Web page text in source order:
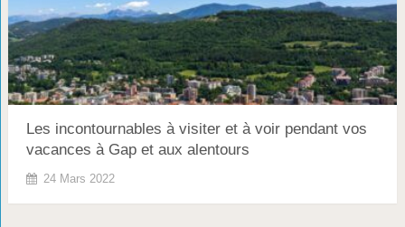
Les incontournables à visiter et à voir pendant vos
vacances à Gap et aux alentours
24 Mars 2022